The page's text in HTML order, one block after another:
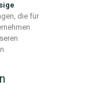
, die für